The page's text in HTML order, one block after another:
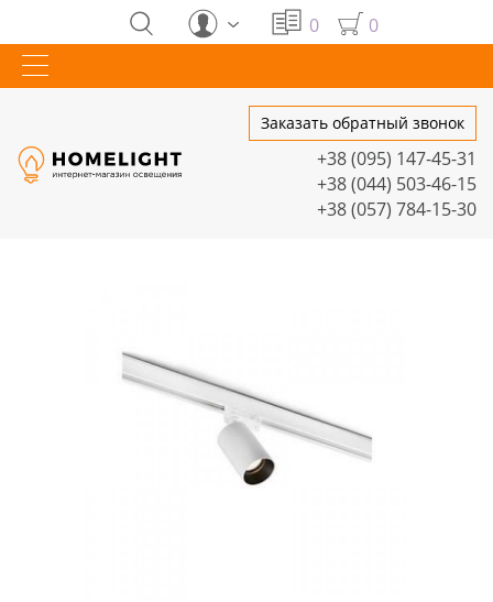
0 0
Заказать обратный звонок
+38 (095) 147-45-31
+38 (044) 503-46-15
+38 (057) 784-15-30